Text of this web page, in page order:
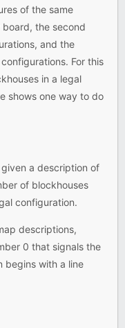
of the same
the second
and the
For this
in a legal
shows one way to do
a description of
of blockhouses
configuration.
descriptions,
0 that signals the
begins with a line